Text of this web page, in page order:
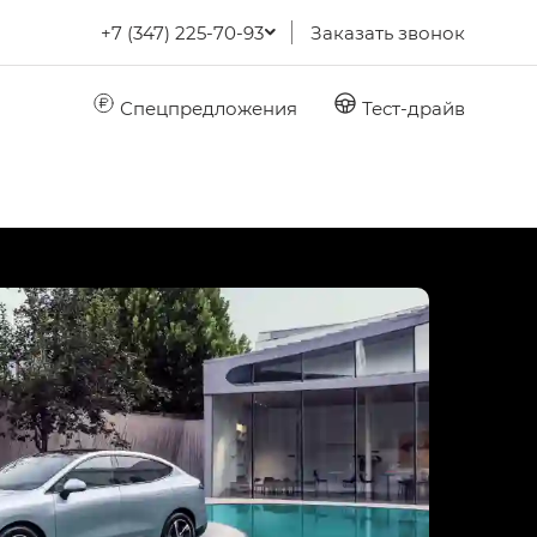
+7 (347) 225-70-93 Заказать звонок
Спецпредложения Тест-драйв